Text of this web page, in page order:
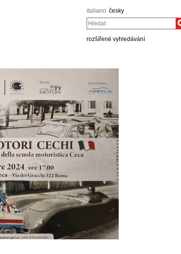
italiano česky
Hledat
rozšířené vyhledávání